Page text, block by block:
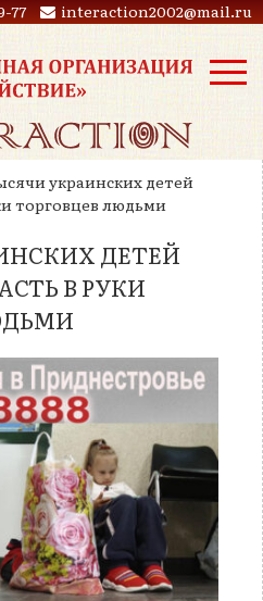
77 interaction2002@mail.ru
украинских детей
торговцев людьми
ДЕТЕЙ
В РУКИ